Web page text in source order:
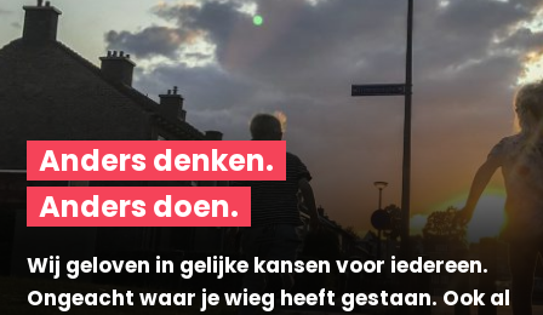
Wij geloven in gelijke kansen voor iedereen.
Ongeacht waar je wieg heeft gestaan. Ook al
Anders denken.
Anders doen.